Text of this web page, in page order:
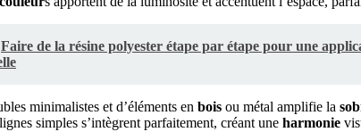
Faire de la résine polyester étape par étape pour une
minimalistes et d’éléments en bois ou métal amplifie la
simples s’intègrent parfaitement, créant une harmonie